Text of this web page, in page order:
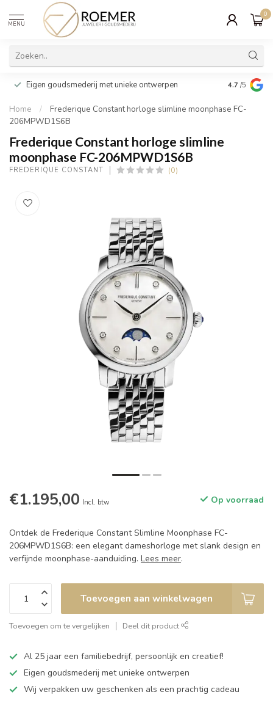
MENU
0
Eigen goudsmederij met unieke ontwerpen Wij
cadeau
4.7 /5
Home /
Frederique Constant horloge slimline moonphase FC-
206MPWD1S6B
Frederique Constant horloge slimline
moonphase FC-206MPWD1S6B
FREDERIQUE CONSTANT (0)
€1.195,00 Incl. btw Op voorraad
Ontdek de Frederique Constant Slimline Moonphase FC-
206MPWD1S6B: een elegant dameshorloge met slank design en
verfijnde moonphase-aanduiding. Lees meer.
Toevoegen aan winkelwagen
Toevoegen om te vergelijken Deel dit product
Al 25 jaar een familiebedrijf, persoonlijk en creatief!
Eigen goudsmederij met unieke ontwerpen
Wij verpakken uw geschenken als een prachtig cadeau